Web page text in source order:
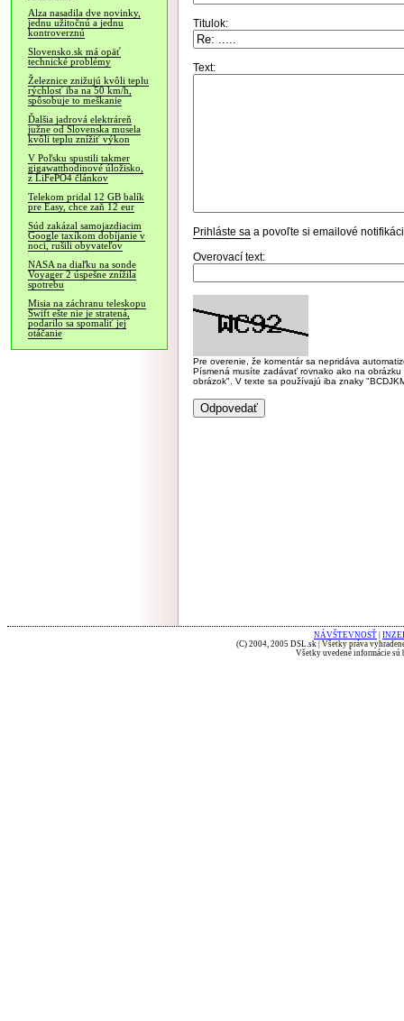
Alza nasadila dve novinky,
jednu užitočnú a jednu
kontroverznú
Slovensko.sk má opäť
technické problémy
Železnice znižujú kvôli teplu
rýchlosť iba na 50 km/h,
spôsobuje to meškanie
Ďalšia jadrová elektráreň
južne od Slovenska musela
kvôli teplu znížiť výkon
V Poľsku spustili takmer
gigawatthodinové úložisko,
z LiFePO4 článkov
Telekom pridal 12 GB balík
pre Easy, chce zaň 12 eur
Súd zakázal samojazdiacim
Google taxíkom dobíjanie v
noci, rušili obyvateľov
NASA na diaľku na sonde
Voyager 2 úspešne znížila
spotrebu
Misia na záchranu teleskopu
Swift ešte nie je stratená,
podarilo sa spomaliť jej
otáčanie
Titulok:
Text:
Prihláste sa a povoľte si emailové
Overovací text:
Pre overenie, že komentár sa nepridáva
Písmená musíte zadávať rovnako ako na
obrázok". V texte sa používajú iba znaky
NÁVŠTEVNOSŤ
(C) 2004, 2005 DSL.sk | Všetky práva
Všetky uvedené informácie sú